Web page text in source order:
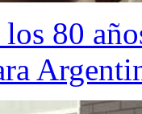
los 80